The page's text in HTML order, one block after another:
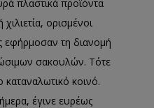
πλαστικά προϊόντα
ορισμένοι
εφήρμοσαν τη διανομή
σακουλών. Τότε
κοινό.
έγινε ευρέως